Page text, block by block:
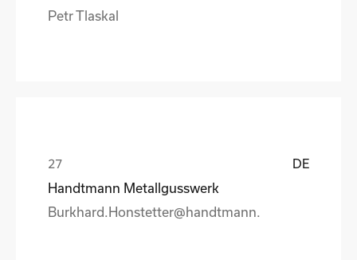
Petr Tlaskal
DE
Handtmann Metallgusswerk
Burkhard.Honstetter@handtmann.